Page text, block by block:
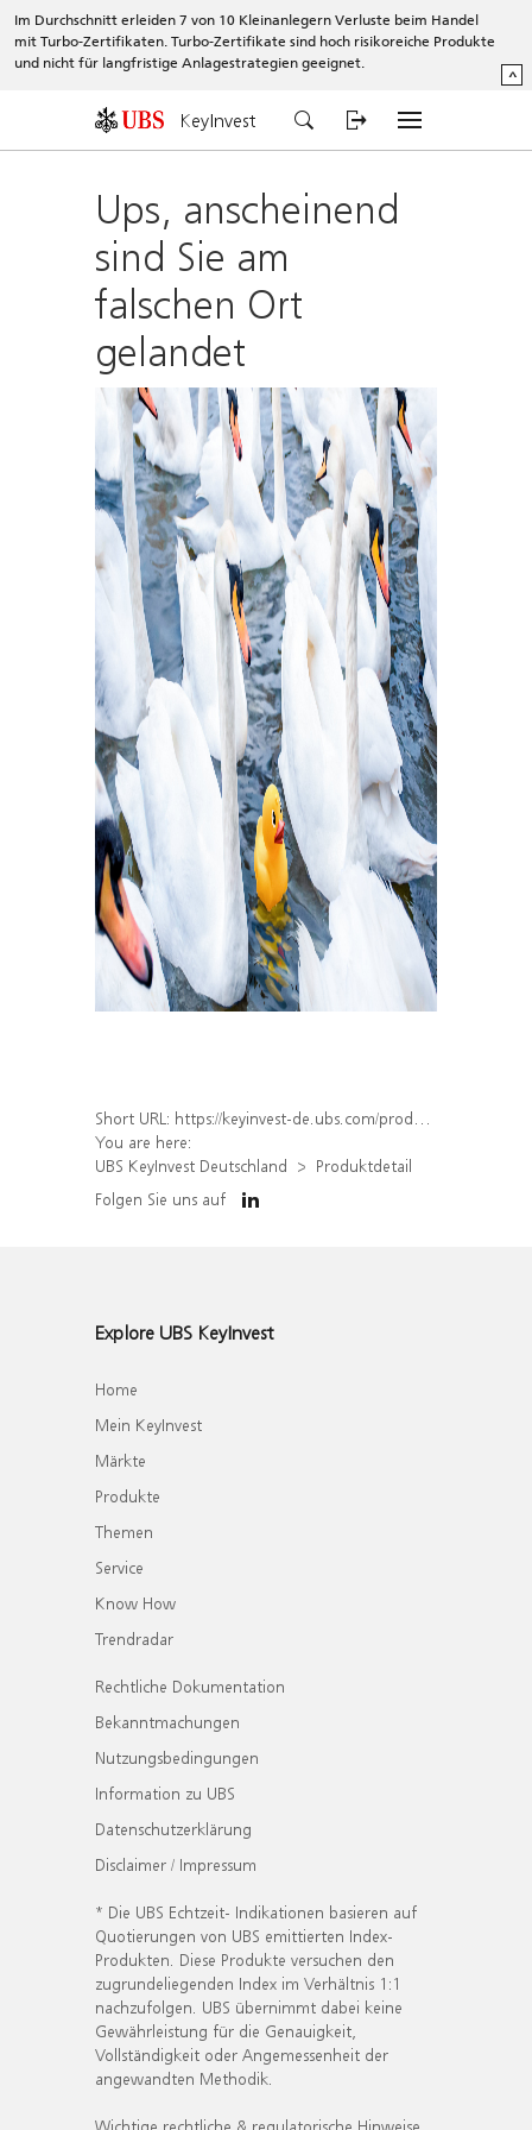
Im Durchschnitt erleiden 7 von 10 Kleinanlegern Verluste beim Handel
mit Turbo-Zertifikaten. Turbo-Zertifikate sind hoch risikoreiche Produkte
und nicht für langfristige Anlagestrategien geeignet.
^
KeyInvest
Ups, anscheinend
sind Sie am
falschen Ort
gelandet
Short URL: https://keyinvest-de.ubs.com/produkt/detail/index/isin/DE000WA5N559
You are here:
UBS KeyInvest Deutschland
Produktdetail
Folgen Sie uns auf
Explore UBS KeyInvest
Home
Mein KeyInvest
Märkte
Produkte
Themen
Service
Know How
Trendradar
Rechtliche Dokumentation
Bekanntmachungen
Nutzungsbedingungen
Information zu UBS
Datenschutzerklärung
Disclaimer / Impressum
* Die UBS Echtzeit- Indikationen basieren auf
Quotierungen von UBS emittierten Index-
Produkten. Diese Produkte versuchen den
zugrundeliegenden Index im Verhältnis 1:1
nachzufolgen. UBS übernimmt dabei keine
Gewährleistung für die Genauigkeit,
Vollständigkeit oder Angemessenheit der
angewandten Methodik.